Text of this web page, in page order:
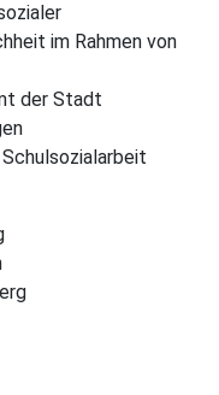
im Rahmen von
der Stadt